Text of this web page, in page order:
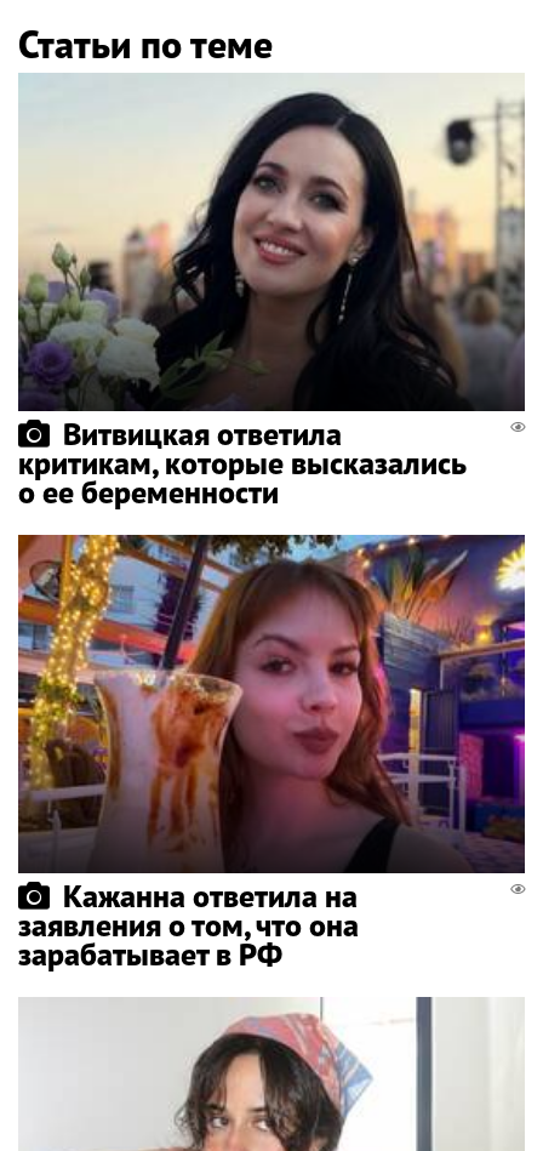
Статьи по теме
Витвицкая ответила
критикам, которые высказались
о ее беременности
Кажанна ответила на
заявления о том, что она
зарабатывает в РФ